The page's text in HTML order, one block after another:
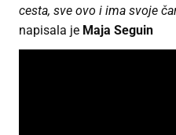
cesta, sve ovo i ima svoje
napisala je Maja Seguin